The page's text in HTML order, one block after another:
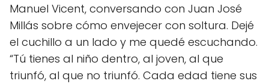
Manuel Vicent, conversando con Juan José
Millás sobre cómo envejecer con soltura. Dejé
el cuchillo a un lado y me quedé escuchando.
“Tú tienes al niño dentro, al joven, al que
triunfó, al que no triunfó. Cada edad tiene sus